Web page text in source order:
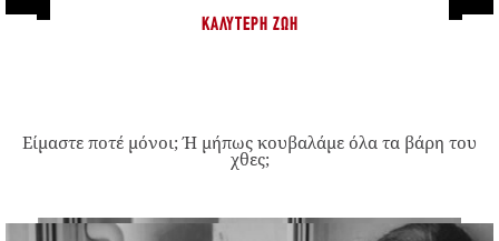
ΚΑΛΎΤΕΡΗ ΖΩΉ
Είμαστε ποτέ μόνοι; Ή μήπως κουβαλάμε όλα τα βάρη του
χθες;